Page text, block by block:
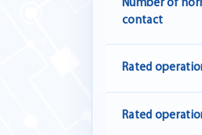
Number of
contact
Rated
Rated